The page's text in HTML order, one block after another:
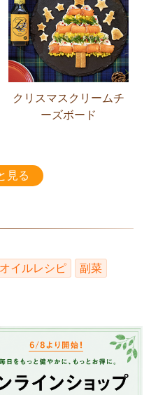
クリスマスクリームチ
ーズボード
見る
イルレシピ 副菜